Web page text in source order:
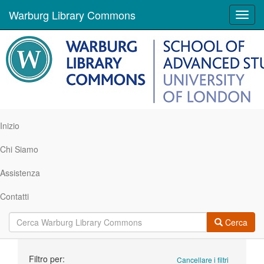
Warburg Library Commons
Inizio
Chi Siamo
Assistenza
Contatti
Cerca
Cancellare i filtri
Filtro per: